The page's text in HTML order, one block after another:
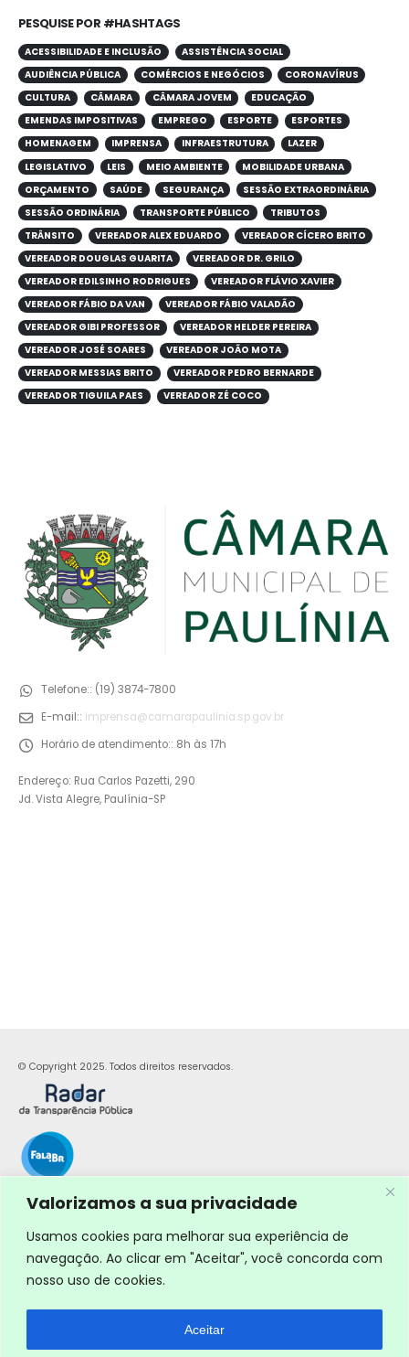
Valorizamos a sua privacidade
Usamos cookies para melhorar sua experiência de
navegação. Ao clicar em "Aceitar", você concorda com
nosso uso de cookies.
Aceitar
PESQUISE POR #HASHTAGS
ACESSIBILIDADE E INCLUSÃO
ASSISTÊNCIA SOCIAL
AUDIÊNCIA PÚBLICA
COMÉRCIOS E NEGÓCIOS
CORONAVÍRUS
CULTURA
CÂMARA CÂMARA JOVEM
EDUCAÇÃO
EMENDAS IMPOSITIVAS
EMPREGO ESPORTE
ESPORTES
HOMENAGEM
IMPRENSA INFRAESTRUTURA
LAZER
LEGISLATIVO
LEIS MEIO AMBIENTE
MOBILIDADE URBANA
ORÇAMENTO
SAÚDE SEGURANÇA
SESSÃO EXTRAORDINÁRIA
SESSÃO ORDINÁRIA
TRANSPORTE PÚBLICO
TRIBUTOS
TRÂNSITO
VEREADOR ALEX EDUARDO
VEREADOR CÍCERO BRITO
VEREADOR DOUGLAS GUARITA
VEREADOR DR. GRILO
VEREADOR EDILSINHO RODRIGUES
VEREADOR FLÁVIO XAVIER
VEREADOR FÁBIO DA VAN
VEREADOR FÁBIO VALADÃO
VEREADOR GIBI PROFESSOR
VEREADOR HELDER PEREIRA
VEREADOR JOSÉ SOARES
VEREADOR JOÃO MOTA
VEREADOR MESSIAS BRITO
VEREADOR PEDRO BERNARDE
VEREADOR TIGUILA PAES
VEREADOR ZÉ COCO
Telefone:: (19) 3874-7800
E-mail:: imprensa@camarapaulinia.sp.gov.br
Horário de atendimento:: 8h às 17h
Endereço: Rua Carlos Pazetti, 290
Jd. Vista Alegre, Paulínia-SP
© Copyright 2025. Todos direitos reservados.